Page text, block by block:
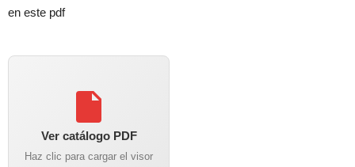
en este pdf
Ver catálogo PDF
Haz clic para cargar el visor